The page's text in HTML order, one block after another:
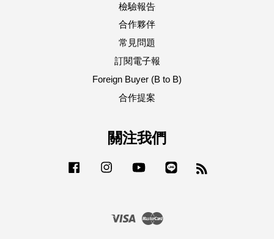
檢驗報告
合作夥伴
常見問題
訂閱電子報
Foreign Buyer (B to B)
合作提案
關注我們
Facebook Instagram YouTube
Visa